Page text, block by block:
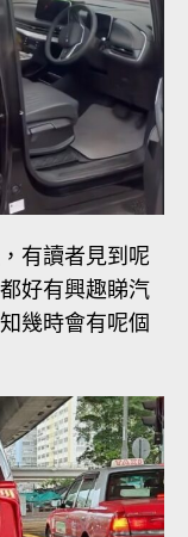
有讀者見到呢
好有興趣睇汽
幾時會有呢個